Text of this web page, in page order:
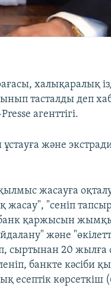
халықаралық
тасталды деп
агенттігі.
және
жасауға
"сенiп
банк қаржысын
және
сыртынан 20 жылға
банкте кәсіби
есептік көрсеткіш